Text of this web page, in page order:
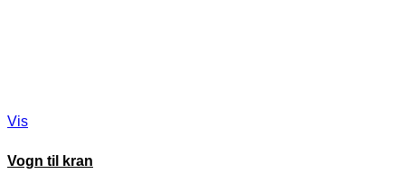
Vis
Vogn til kran